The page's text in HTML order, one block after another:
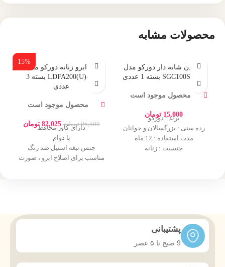
محصولات مشابه
تیغ بدن شانه دار دورکو مدل
SGC100SB-1P بسته 1 عددی
محصول موجود است
15,000 تومان
برند : دورکو
رده سنی : بزرگسالان و جوانان
مدت استفاده : 12 ماه
جنسیت : زنانه
15%
تیغ ابرو زنانه دورکو مدل
LDFA200(U)-3B بسته 3
عددی
محصول موجود است
96,500 تومان 82,025 توماندارای کاور محافظ
با دوام
جنس تیغه استیل ضد زنگ
مناسب برای اصلاح ابرو ، صورت
پشتیبانی
9 صبح تا ۵ عصر